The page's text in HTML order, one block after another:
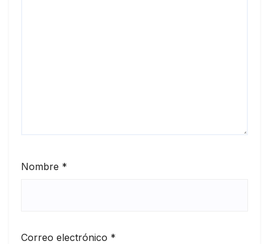
Nombre *
Correo electrónico *